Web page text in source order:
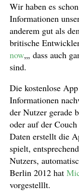
Wir haben es
Informationen
anderem gut als
britische
now„, dass auch
sind.
Die kostenlose
Informationen
der Nutzer gerade
oder auf der
Daten erstellt die
spielt,
Nutzers,
Berlin 2012 hat
vorgestelllt.